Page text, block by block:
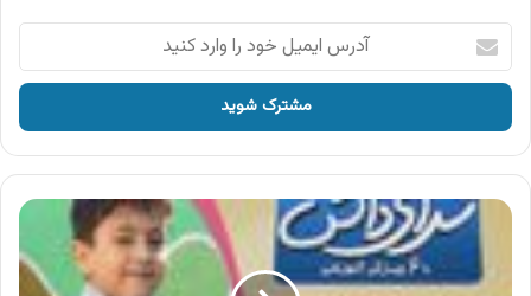
آدرس
ایمیل
خود
وارد
کنید
آگهی